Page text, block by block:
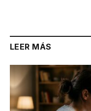
LEER MÁS